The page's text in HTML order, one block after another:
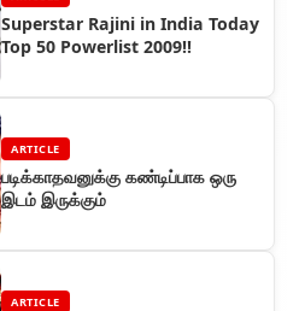
Superstar Rajini in India Today
Top 50 Powerlist 2009!!
ARTICLE
படிக்காதவனுக்கு கண்டிப்பாக ஒரு
இடம் இருக்கும்
ARTICLE